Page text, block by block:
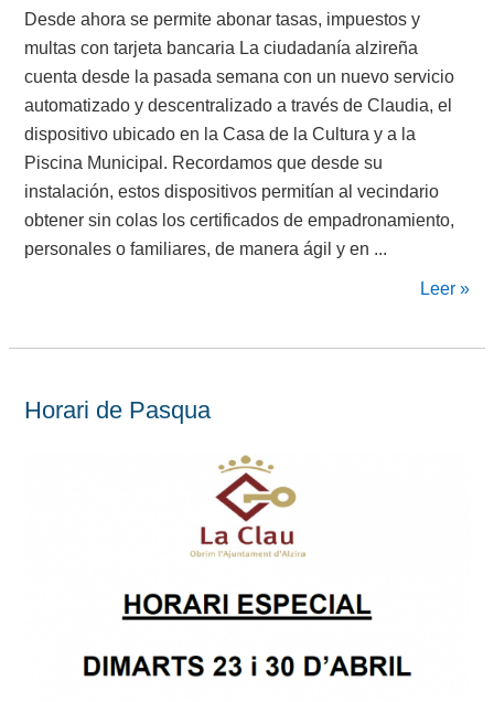
Desde ahora se permite abonar tasas, impuestos y
multas con tarjeta bancaria La ciudadanía alzireña
cuenta desde la pasada semana con un nuevo servicio
automatizado y descentralizado a través de Claudia, el
dispositivo ubicado en la Casa de la Cultura y a la
Piscina Municipal. Recordamos que desde su
instalación, estos dispositivos permitían al vecindario
obtener sin colas los certificados de empadronamiento,
personales o familiares, de manera ágil y en ...
Leer »
Horari de Pasqua